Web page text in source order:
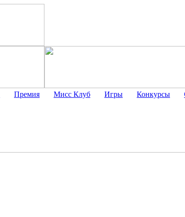
Премия Мисс Клуб Игры Конкурсы